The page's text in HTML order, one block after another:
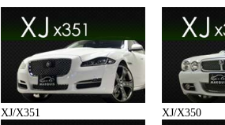
XJ/X351 XJ/X350